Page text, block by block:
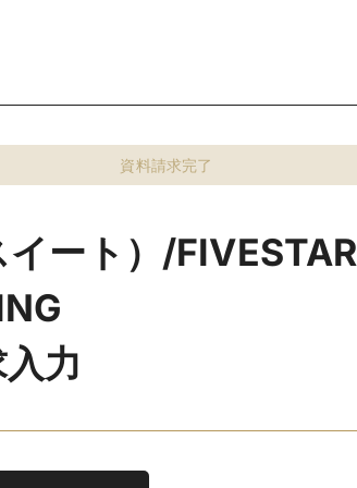
資料請求完了
ート）/FIVESTAR
力